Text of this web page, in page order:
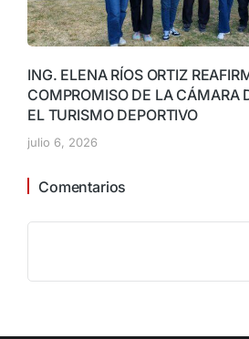
ING. ELENA RÍOS ORTIZ
COMPROMISO DE LA CÁMARA
EL TURISMO DEPORTIVO
julio 6, 2026
Comentarios